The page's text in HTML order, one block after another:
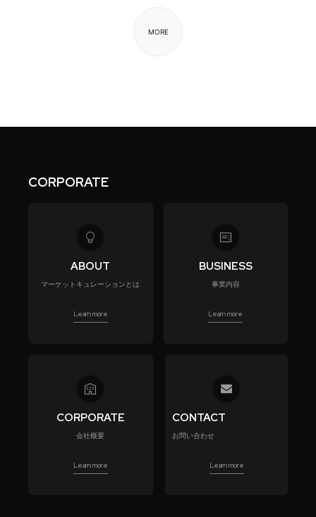
MORE
CORPORATE
ABOUT
マーケットキュレーションとは
Learn more
BUSINESS
事業内容
Learn more
CORPORATE
会社概要
Learn more
CONTACT
お問い合わせ
Learn more